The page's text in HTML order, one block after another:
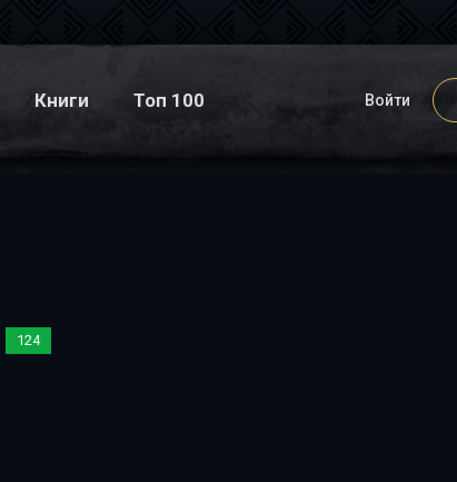
Книги Топ 100 Войти
124